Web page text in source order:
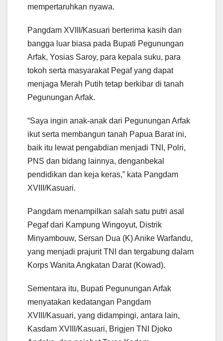
mempertaruhkan nyawa.
Pangdam XVIII/Kasuari berterima kasih dan
bangga luar biasa pada Bupati Pegunungan
Arfak, Yosias Saroy, para kepala suku, para
tokoh serta masyarakat Pegaf yang dapat
menjaga Merah Putih tetap berkibar di tanah
Pegunungan Arfak.
“Saya ingin anak-anak dari Pegunungan Arfak
ikut serta membangun tanah Papua Barat ini,
baik itu lewat pengabdian menjadi TNI, Polri,
PNS dan bidang lainnya, denganbekal
pendidikan dan keja keras,” kata Pangdam
XVIII/Kasuari.
Pangdam menampilkan salah satu putri asal
Pegaf dari Kampung Wingoyut, Distrik
Minyambouw, Sersan Dua (K) Anike Warfandu,
yang menjadi prajurit TNI dan tergabung dalam
Korps Wanita Angkatan Darat (Kowad).
Sementara itu, Bupati Pegunungan Arfak
menyatakan kedatangan Pangdam
XVIII/Kasuari, yang didampingi, antara lain,
Kasdam XVIII/Kasuari, Brigjen TNI Djoko